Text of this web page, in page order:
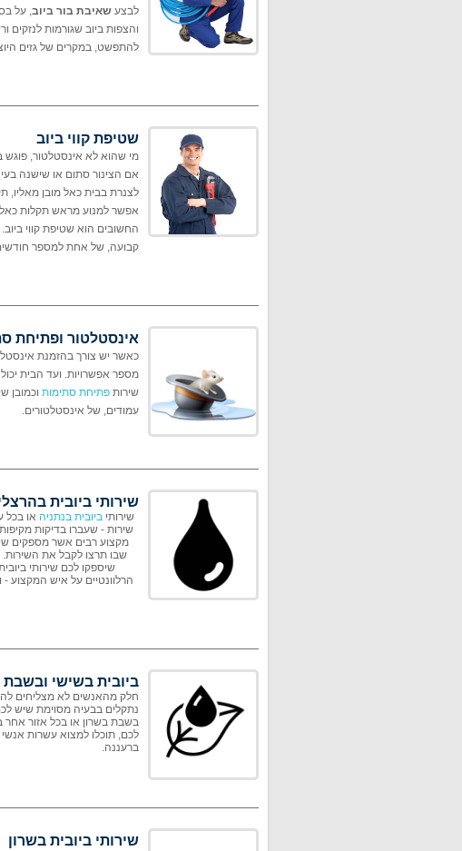
לבצע שאיבת בור ביוב, על
והצפות ביוב שגורמות לנזקים
להתפשט, במקרים של גזים
שטיפת קווי ביוב
מי שהוא לא אינסטלטור,
אם הצינור סתום או שישנה
לצנרת בבית כאל מובן מאליו,
אפשר למנוע מראש תקלות
החשובים הוא שטיפת קווי
קבועה, של אחת למספר
אינסטלטור ופתיחת
כאשר יש צורך בהזמנת
מספר אפשרויות. ועד הבית
שירותפתיחת סתימות וכמובן
עמודים, של אינסטלטורים.
שירותי ביובית
שירותיביובית בנתניה או בכל
שירות - שעברו בדיקות
מקצוע רבים אשר מספקים
שבו תרצו לקבל את השירות.
שיספקו לכם שירותי
הרלוונטיים על איש המקצוע
ביובית בשישי ובשבת
חלק מהאנשים לא מצליחים
נתקלים בבעיה מסוימת שיש
בשבת בשרון או בכל אזור
לכם, תוכלו למצוא עשרות
ברעננה.
שירותי ביובית בשרון